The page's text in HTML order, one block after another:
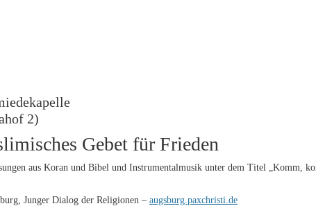
2)
Gebet für Frieden
aus Koran und Bibel und Instrumentalmusik unter dem Titel „Komm,
Junger Dialog der Religionen – augsburg.paxchristi.de